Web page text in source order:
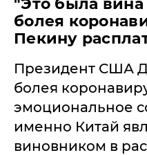
"Это была
болея
Пекину
Президент США
болея
эмоциональное
именно Китай
виновником в